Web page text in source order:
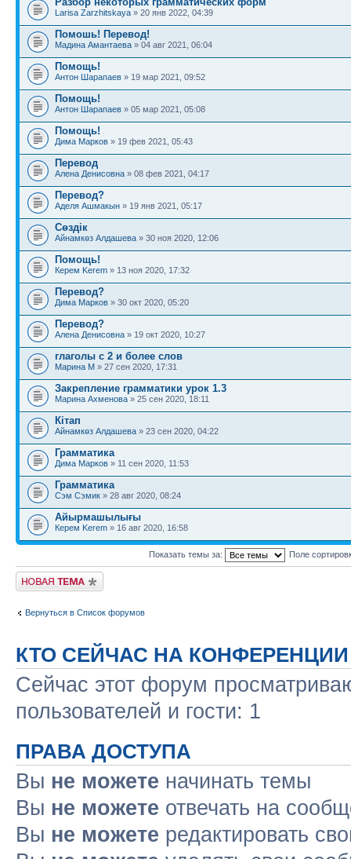
Larisa Zarzhitskaya » 20 янв 2022, 04:39
Помошь! Перевод!
Мадина Амантаева » 04 авг 2021, 06:04
Помощь!
Антон Шарапаев » 19 мар 2021, 09:52
Помощь!
Антон Шарапаев » 05 мар 2021, 05:08
Помощь!
Дима Марков » 19 фев 2021, 05:43
Перевод
Алена Денисовна » 08 фев 2021, 04:17
Перевод?
Аделя Ашмакын » 19 янв 2021, 05:17
Сөздік
Айнамкөз Алдашева » 30 ноя 2020, 12:06
Помощь!
Керем Kerem » 13 ноя 2020, 17:32
Перевод?
Дима Марков » 30 окт 2020, 05:20
Перевод?
Алена Денисовна » 19 окт 2020, 10:27
глаголы с 2 и более слов
Марина М » 27 сен 2020, 17:31
Закрепление грамматики урок 1.3
Марина Ахменова » 25 сен 2020, 18:11
Кітап
Айнамкөз Алдашева » 23 сен 2020, 04:22
Грамматика
Дима Марков » 11 сен 2020, 11:53
Грамматика
Сэм Сэмик » 28 авг 2020, 08:24
Айырмашылығы
Керем Kerem » 16 авг 2020, 16:58
Показать темы за: Поле
Новая тема
Вернуться в Список форумов
КТО СЕЙЧАС НА КОНФЕРЕНЦИИ
Сейчас этот форум
пользователей и гости: 1
ПРАВА ДОСТУПА
Вы не можете начинать темы
Вы не можете отвечать на
Вы не можете редактировать